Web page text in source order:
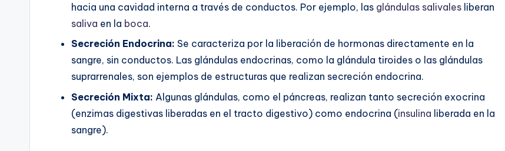
hacia una cavidad interna a través de conductos. Por ejemplo, las glándulas salivales liberan
saliva en la boca.
Secreción Endocrina: Se caracteriza por la liberación de hormonas directamente en la
sangre, sin conductos. Las glándulas endocrinas, como la glándula tiroides o las glándulas
suprarrenales, son ejemplos de estructuras que realizan secreción endocrina.
Secreción Mixta: Algunas glándulas, como el páncreas, realizan tanto secreción exocrina
(enzimas digestivas liberadas en el tracto digestivo) como endocrina (insulina liberada en la
sangre).